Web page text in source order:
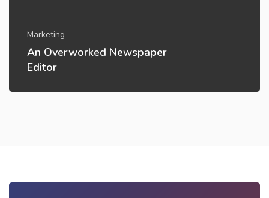
Marketing
An Overworked Newspaper
Editor